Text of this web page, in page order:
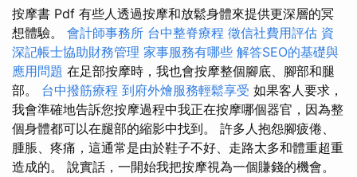
按摩書 Pdf 有些人透過按摩和放鬆身體來提供更深層的冥
想體驗。 會計師事務所 台中整脊療程 徵信社費用評估 資
深記帳士協助財務管理 家事服務有哪些 解答SEO的基礎與
應用問題 在足部按摩時，我也會按摩整個腳底、腳部和腿
部。 台中撥筋療程 到府外燴服務輕鬆享受 如果客人要求，
我會準確地告訴您按摩過程中我正在按摩哪個器官，因為整
個身體都可以在腿部的縮影中找到。 許多人抱怨腳疲倦、
腫脹、疼痛，這通常是由於鞋子不好、走路太多和體重超重
造成的。 說實話，一開始我把按摩視為一個賺錢的機會。